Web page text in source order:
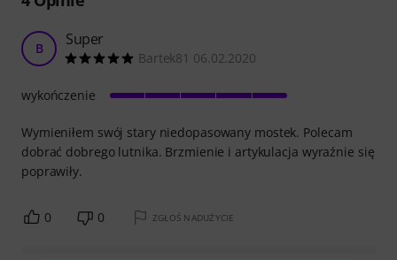
B Super
Bartek81 06.02.2020
Wymieniłem swój stary niedopasowany mostek. Polecam
dobrać dobrego lutnika. Brzmienie i artykulacja wyraźnie się
poprawiły.
wykończenie
0 0 ZGŁOŚ NADUŻYCIE